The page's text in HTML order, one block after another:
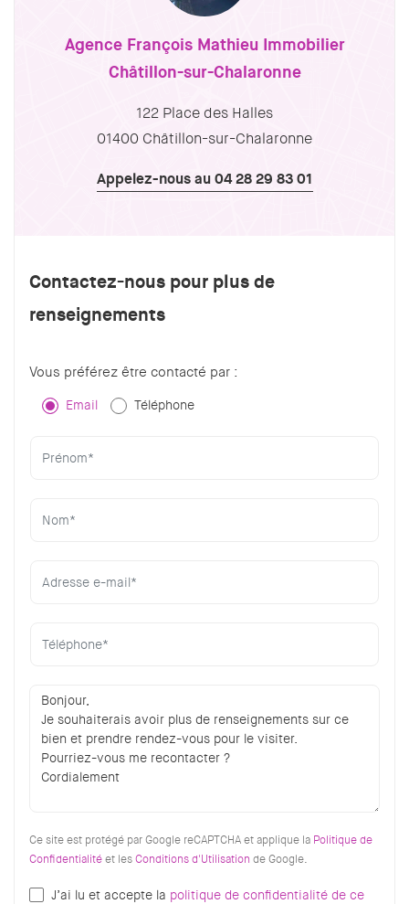
Agence François Mathieu Immobilier
Châtillon-sur-Chalaronne
122 Place des Halles
01400 Châtillon-sur-Chalaronne
Appelez-nous au 04 28 29 83 01
Contactez-nous pour plus de
renseignements
Vous préférez être contacté par :
Email Téléphone
Ce site est protégé par Google reCAPTCHA et applique la Politique de
Confidentialitéet lesConditions d'Utilisation de Google.
J’ai lu et accepte la politique de confidentialité de ce